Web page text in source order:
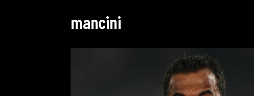
mancini